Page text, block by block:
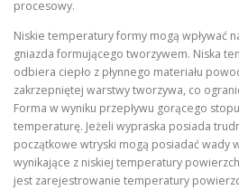
procesowy.
Niskie temperatury formy mogą wpływać
gniazda formującego tworzywem. Niska
odbiera ciepło z płynnego materiału
zakrzepniętej warstwy tworzywa, co
Forma w wyniku przepływu gorącego
temperaturę. Jeżeli wypraska posiada
początkowe wtryski mogą posiadać wady
wynikające z niskiej temperatury
jest zarejestrowanie temperatury